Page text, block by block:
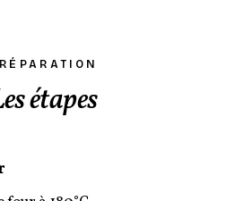
étapes